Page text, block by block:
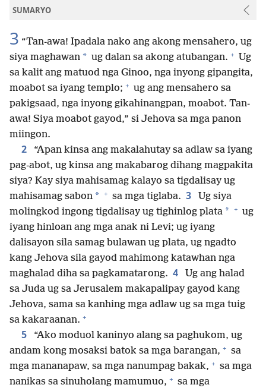
SUMARYO
3 “Tan-awa! Ipadala nako ang akong mensahero, ug
siya maghawan * ug dalan sa akong atubangan. + Ug
sa kalit ang matuod nga Ginoo, nga inyong gipangita,
moabot sa iyang templo; + ug ang mensahero sa
pakigsaad, nga inyong gikahinangpan, moabot. Tan-
awa! Siya moabot gayod,” si Jehova sa mga panon
miingon.
2
“Apan kinsa ang makalahutay sa adlaw sa iyang
pag-abot, ug kinsa ang makabarog dihang magpakita
siya? Kay siya mahisamag kalayo sa tigdalisay ug
mahisamag sabon * + sa mga tiglaba. 3
Ug siya
molingkod ingong tigdalisay ug tighinlog plata * + ug
iyang hinloan ang mga anak ni Levi; ug iyang
dalisayon sila samag bulawan ug plata, ug ngadto
kang Jehova sila gayod mahimong katawhan nga
maghalad diha sa pagkamatarong. 4
Ug ang halad
sa Juda ug sa Jerusalem makapalipay gayod kang
Jehova, sama sa kanhing mga adlaw ug sa mga tuig
sa kakaraanan. +
5
“Ako moduol kaninyo alang sa paghukom, ug
andam kong mosaksi batok sa mga barangan, + sa
mga mananapaw, sa mga nanumpag bakak, + sa mga
nanikas sa sinuholang mamumuo, + sa mga